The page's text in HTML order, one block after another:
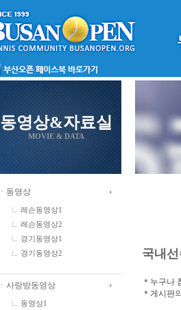
동영상&자료실
MOVIE & DATA
ㆍ동영상
레슨동영상1
레슨동영상2
경기동영상1
경기동영상2
ㆍ사랑방동영상
동영상1
국내
＊누구나
＊게시판